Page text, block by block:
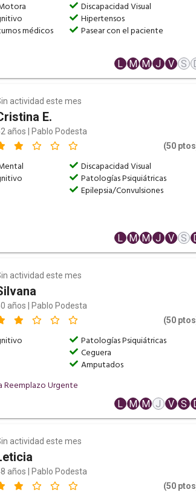
Discapacidad Visual
Hipertensos
médicos
Pasear con el paciente
L M M J V S
actividad este mes
E.
años | Pablo Podesta
(50
Discapacidad Visual
Patologías Psiquiátricas
Epilepsia/Convulsiones
L M M J V S
actividad este mes
años | Pablo Podesta
(50
Patologías Psiquiátricas
Ceguera
Amputados
Reemplazo Urgente
L M M J V S
actividad este mes
años | Pablo Podesta
(50